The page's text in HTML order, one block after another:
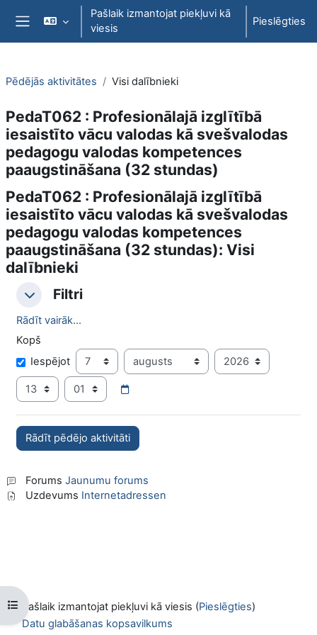
Atvērt galveno saturu
Sānu panelis
Pašlaik izmantojat piekļuvi kā
viesis
Pieslēgties
Atvērt kursu indeksu
Pēdējās aktivitātes Visi dalībnieki
PedaT062 : Profesionālajā izglītībā
iesaistīto vācu valodas kā svešvalodas
pedagogu valodas kompetences
paaugstināšana (32 stundas)
PedaT062 : Profesionālajā izglītībā
iesaistīto vācu valodas kā svešvalodas
pedagogu valodas kompetences
paaugstināšana (32 stundas): Visi
dalībnieki
Filtri
Filtri Filtri
Rādīt vairāk...
Kopš
KopšIespējot Diena Mēnesis Gads
Stunda Minūte
Forums Jaunumu forums
Uzdevums Internetadressen
Pašlaik izmantojat piekļuvi kā viesis (Pieslēgties)
Datu glabāšanas kopsavilkums